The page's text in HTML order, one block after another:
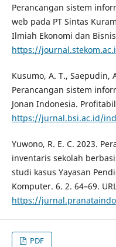
Perancangan sistem
web pada PT Sintas
Ilmiah Ekonomi dan
https://
Kusumo, A. T., Saepudin,
Perancangan sistem
Jonan Indonesia.
https://jurnal.bsi.ac.id/
Yuwono, R. E. C. 2023.
inventaris sekolah
studi kasus Yayasan
Komputer. 6. 2. 64–69.
https://
PDF